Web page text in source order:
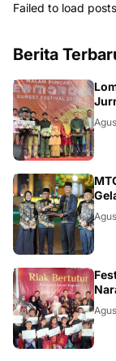
Failed to load
Berita
DAERAH
KALBAR
DAERAH